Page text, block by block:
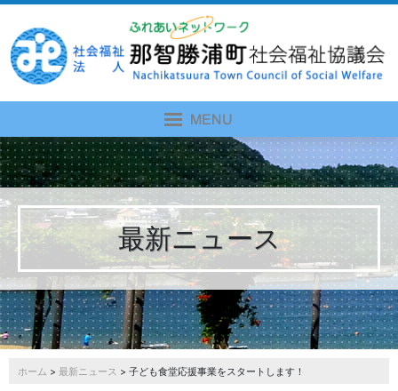
最新ニュース
ホーム > 最新ニュース > 子ども食堂応援事業をスタートします！